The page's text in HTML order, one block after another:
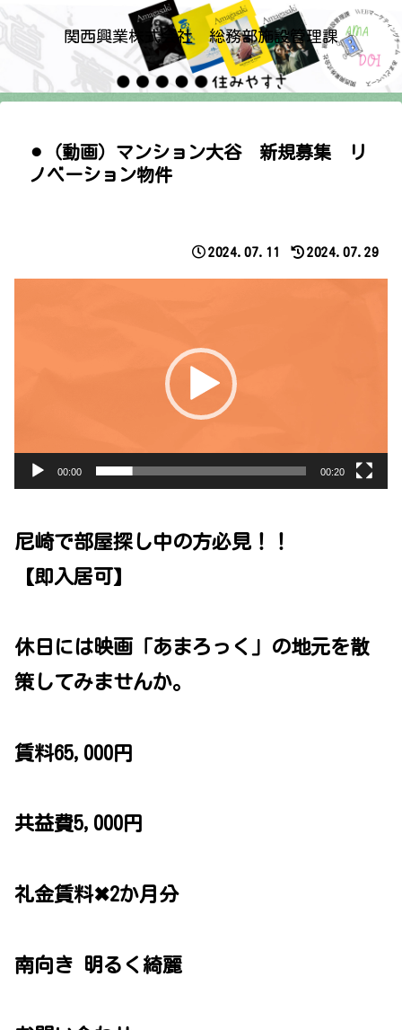
関西興業株式会社 総務部施設管理課
⚫︎（動画）マンション大谷 新規募集 リ
ノベーション物件
2024.07.11 2024.07.29
ヤ
00:00 00:20
尼崎で部屋探し中の方必見！！
【即入居可】
休日には映画「あまろっく」の地元を散
策してみませんか。
賃料65,000円
共益費5,000円
礼金賃料✖2か月分
南向き 明るく綺麗